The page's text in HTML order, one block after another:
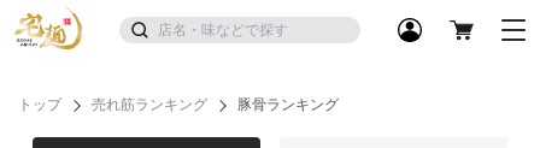
トップ 売れ筋ランキング 豚骨ランキング